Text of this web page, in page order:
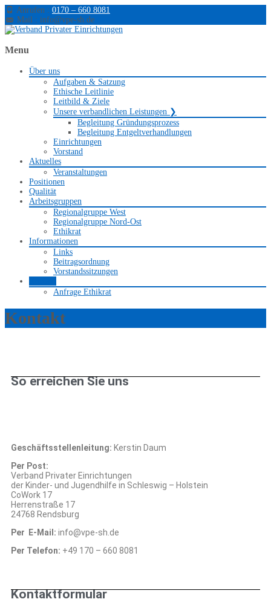
Anrufen : 0170 – 660 8081
Mail : info@vpe-sh.de
Menu
Über uns
Aufgaben & Satzung
Ethische Leitlinie
Leitbild & Ziele
Unsere verbandlichen Leistungen ❯
Begleitung Gründungsprozess
Begleitung Entgeltverhandlungen
Einrichtungen
Vorstand
Aktuelles
Veranstaltungen
Positionen
Qualität
Arbeitsgruppen
Regionalgruppe West
Regionalgruppe Nord-Ost
Ethikrat
Informationen
Links
Beitragsordnung
Vorstandssitzungen
Anfrage Ethikrat
Kontakt
So erreichen Sie uns
Geschäftsstellenleitung: Kerstin Daum
Per Post:
Verband Privater Einrichtungen
der Kinder- und Jugendhilfe in Schleswig – Holstein
CoWork 17
Herrenstraße 17
24768 Rendsburg
Per E-Mail: info@vpe-sh.de
Per Telefon: +49 170 – 660 8081
Kontaktformular